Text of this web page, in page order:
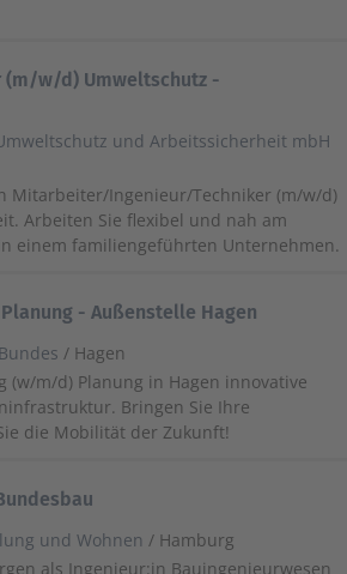
w/d) Umweltschutz -
und Arbeitssicherheit mbH
Mitarbeiter/Ingenieur/Techniker (m/w/d)
Arbeiten Sie flexibel und nah am
einem familiengeführten Unternehmen.
- Außenstelle Hagen
/ Hagen
(w/m/d) Planung in Hagen innovative
Bringen Sie Ihre
die Mobilität der Zukunft!
und Wohnen / Hamburg
als Ingenieur:in Bauingenieurwesen